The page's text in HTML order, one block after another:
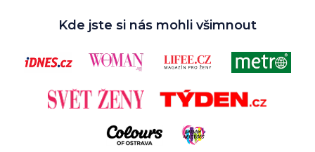
Kde jste si nás mohli všimnout